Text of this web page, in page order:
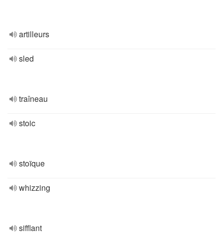
artilleurs
sled
traîneau
stoic
stoïque
whizzing
sifflant